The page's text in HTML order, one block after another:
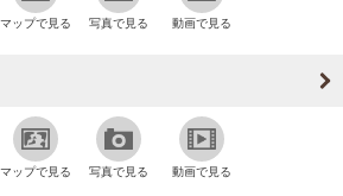
マップで見る 写真で見る 動画で見る
マップで見る 写真で見る 動画で見る